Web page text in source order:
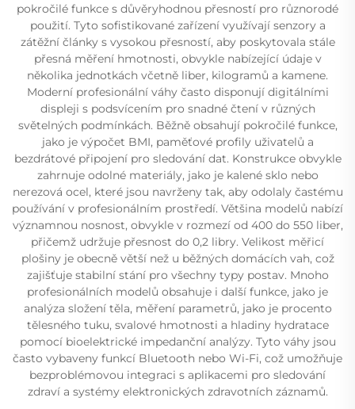
pokročilé funkce s důvěryhodnou přesností pro různorodé
použití. Tyto sofistikované zařízení využívají senzory a
zátěžní články s vysokou přesností, aby poskytovala stále
přesná měření hmotnosti, obvykle nabízející údaje v
několika jednotkách včetně liber, kilogramů a kamene.
Moderní profesionální váhy často disponují digitálními
displeji s podsvícením pro snadné čtení v různých
světelných podmínkách. Běžně obsahují pokročilé funkce,
jako je výpočet BMI, paměťové profily uživatelů a
bezdrátové připojení pro sledování dat. Konstrukce obvykle
zahrnuje odolné materiály, jako je kalené sklo nebo
nerezová ocel, které jsou navrženy tak, aby odolaly častému
používání v profesionálním prostředí. Většina modelů nabízí
významnou nosnost, obvykle v rozmezí od 400 do 550 liber,
přičemž udržuje přesnost do 0,2 libry. Velikost měřicí
plošiny je obecně větší než u běžných domácích vah, což
zajišťuje stabilní stání pro všechny typy postav. Mnoho
profesionálních modelů obsahuje i další funkce, jako je
analýza složení těla, měření parametrů, jako je procento
tělesného tuku, svalové hmotnosti a hladiny hydratace
pomocí bioelektrické impedanční analýzy. Tyto váhy jsou
často vybaveny funkcí Bluetooth nebo Wi-Fi, což umožňuje
bezproblémovou integraci s aplikacemi pro sledování
zdraví a systémy elektronických zdravotních záznamů.